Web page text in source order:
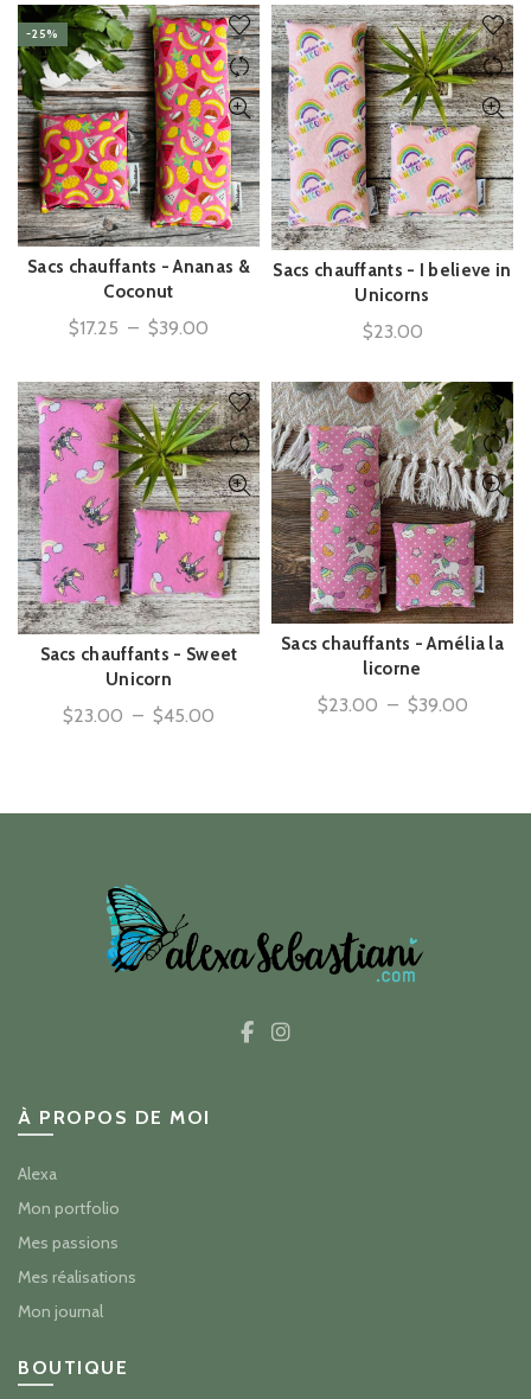
$23.00
à
$29.00
prix :
$23.00
à
$39.00
-25%
ACHAT RAPIDE
Sacs chauffants - Ananas &
Coconut
$17.25 – $39.00
prix :
$17.25
à
$39.00
ACHAT RAPIDE
Sacs chauffants - I believe in
Unicorns
$23.00
ACHAT RAPIDE
Sacs chauffants - Sweet
Unicorn
$23.00 – $45.00
ACHAT RAPIDE
Sacs chauffants - Amélia la
licorne
$23.00 – $39.00Plage
À PROPOS DE MOI
Alexa
Mon portfolio
Mes passions
Mes réalisations
Mon journal
BOUTIQUE